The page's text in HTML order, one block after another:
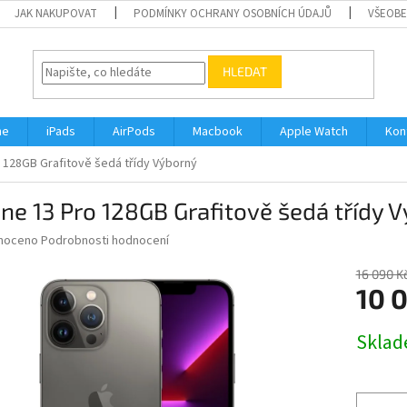
JAK NAKUPOVAT PODMÍNKY OCHRANY OSOBNÍCH ÚDAJŮ
HLEDAT
iPads AirPods Macbook Apple Watch
128GB Grafitově šedá třídy Výborný
13 Pro 128GB Grafitově šedá třídy
Podrobnosti hodnocení
16 090
10
cena: